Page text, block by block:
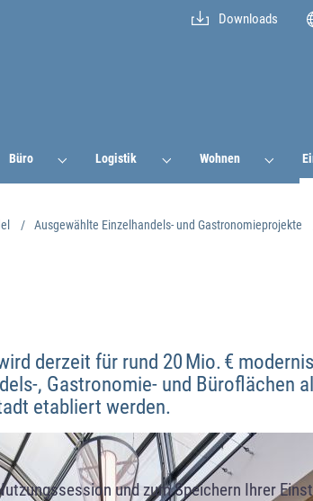
und zum Speichern Ihrer
Büro Logistik Wohnen
Downloads
Ausgewählte Einzelhandels- und Gastronomieprojekte
derzeit für rund 20 Mio. €
, Gastronomie- und Büroflächen
etabliert werden.